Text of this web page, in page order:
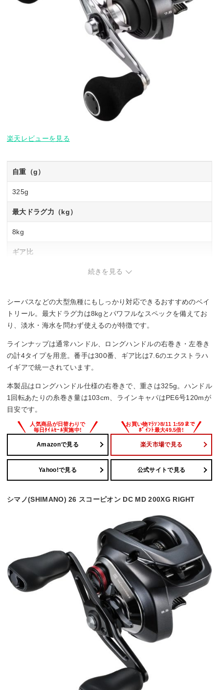
楽天レビューを見る
自重（g）
325g
最大ドラグ力（kg）
8kg
ギア比
103cm
16lb－210m、20lb－160m、25lb－135m
糸巻量PE（号－m）
4号－180m、5号－140m、6号－120m
続きを見る
シーバスなどの大型魚種にもしっかり対応できるおすすめのベイ
トリール。最大ドラグ力は8kgとパワフルなスペックを備えてお
り、淡水・海水を問わず使えるのが特徴です。
ラインナップは通常ハンドル、ロングハンドルの右巻き・左巻き
の計4タイプを用意。番手は300番、ギア比は7.6のエクストラハ
イギアで統一されています。
本製品はロングハンドル仕様の右巻きで、重さは325g。ハンドル
1回転あたりの糸巻き量は103cm、ラインキャパはPE6号120mが
目安です。
Amazonで見る 楽天市場で見る
Yahoo!で見る 公式サイトで見る
シマノ(SHIMANO) 26 スコーピオン DC MD 200XG RIGHT